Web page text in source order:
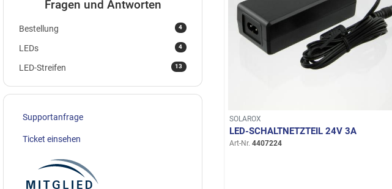
SOLAROX
LED-SCHALTNETZTEIL 24V 3A
Art-Nr. 4407224
Fragen und Antworten
4
Bestellung
4
LEDs
13
LED-Streifen
Supportanfrage
Ticket einsehen